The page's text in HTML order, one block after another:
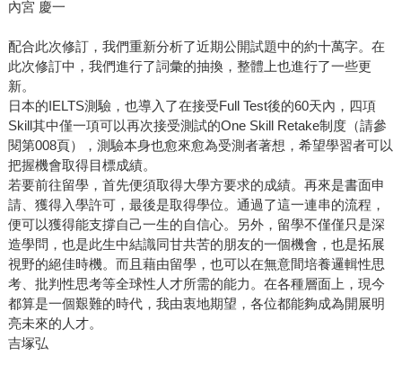
內宮 慶一
配合此次修訂，我們重新分析了近期公開試題中的約十萬字。在
此次修訂中，我們進行了詞彙的抽換，整體上也進行了一些更
新。
日本的IELTS測驗，也導入了在接受Full Test後的60天內，四項
Skill其中僅一項可以再次接受測試的One Skill Retake制度（請參
閱第008頁），測驗本身也愈來愈為受測者著想，希望學習者可以
把握機會取得目標成績。
若要前往留學，首先便須取得大學方要求的成績。再來是書面申
請、獲得入學許可，最後是取得學位。通過了這一連串的流程，
便可以獲得能支撐自己一生的自信心。另外，留學不僅僅只是深
造學問，也是此生中結識同甘共苦的朋友的一個機會，也是拓展
視野的絕佳時機。而且藉由留學，也可以在無意間培養邏輯性思
考、批判性思考等全球性人才所需的能力。在各種層面上，現今
都算是一個艱難的時代，我由衷地期望，各位都能夠成為開展明
亮未來的人才。
吉塚弘